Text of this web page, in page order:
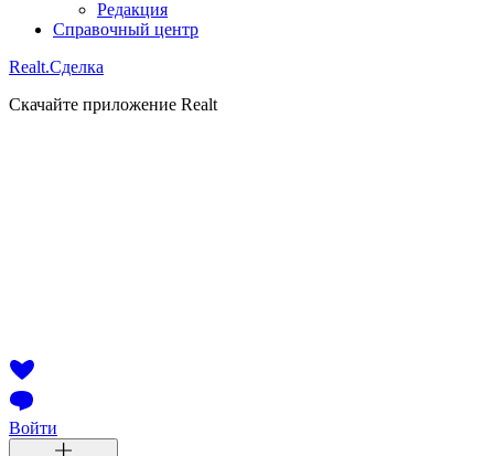
Редакция
Справочный центр
Realt.Сделка
Скачайте приложение Realt
Войти